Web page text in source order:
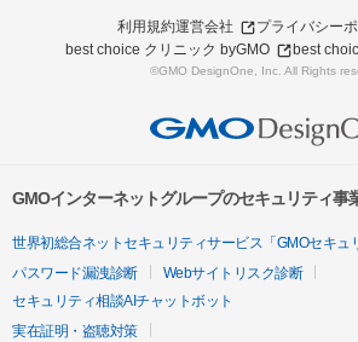
利用規約運営会社
プライバシー
best choice クリニック byGMO
best
©GMO DesignOne, Inc. All Rights
GMOインターネットグループのセキュリティ事
世界初総合ネットセキュリティサービス「GMOセキュ
パスワード漏洩診断
Webサイトリスク診断
セキュリティ相談AIチャットボット
実在証明・盗聴対策